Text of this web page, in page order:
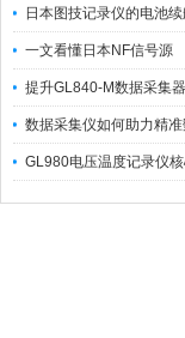
一文看懂日本NF信号源